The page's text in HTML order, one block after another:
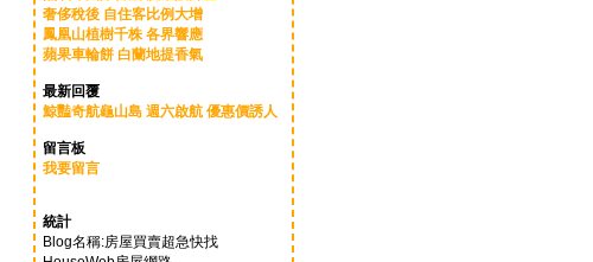
奢侈稅後 自住客比例大增
鳳凰山植樹千株 各界響應
蘋果車輪餅 白蘭地提香氣
最新回覆
鯨豔奇航龜山島 週六啟航 優惠價誘人
留言板
我要留言
統計
Blog名稱:房屋買賣超急快找